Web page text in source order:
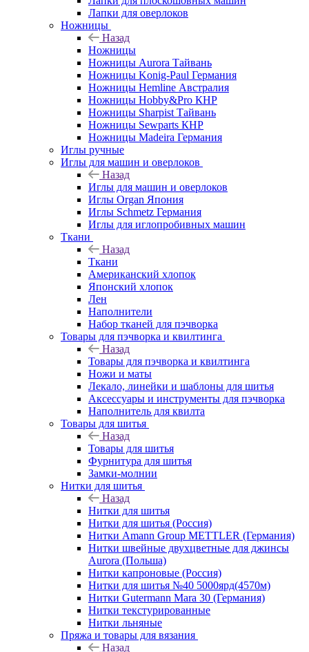
Лапки для оверлоков
Ножницы
Назад
Ножницы
Ножницы Aurora Тайвань
Ножницы Konig-Paul Германия
Ножницы Hemline Австралия
Ножницы Hobby&Pro КНР
Ножницы Sharpist Тайвань
Ножницы Sewparts КНР
Ножницы Madeira Германия
Иглы ручные
Иглы для машин и оверлоков
Назад
Иглы для машин и оверлоков
Иглы Organ Япония
Иглы Schmetz Германия
Иглы для иглопробивных машин
Ткани
Назад
Ткани
Американский хлопок
Японский хлопок
Лен
Наполнители
Набор тканей для пэчворка
Товары для пэчворка и квилтинга
Назад
Товары для пэчворка и квилтинга
Ножи и маты
Лекало, линейки и шаблоны для шитья
Аксессуары и инструменты для пэчворка
Наполнитель для квилта
Товары для шитья
Назад
Товары для шитья
Фурнитура для шитья
Замки-молнии
Нитки для шитья
Назад
Нитки для шитья
Нитки для шитья (Россия)
Нитки Amann Group METTLER (Германия)
Нитки швейные двухцветные для джинсы
Aurora (Польша)
Нитки капроновые (Россия)
Нитки для шитья №40 5000ярд(4570м)
Нитки Gutermann Mara 30 (Германия)
Нитки текстурированные
Нитки льняные
Пряжа и товары для вязания
Назад